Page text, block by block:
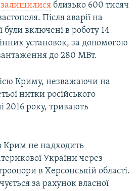
залишилися близько 600 тисяч
Після аварії на
були включені в роботу 14
установок, за допомогою
до 280 МВт.
Криму, незважаючи на
нитки російського
2016 року, тривають
Крим не надходить
України через
в Херсонській області.
за рахунок власної